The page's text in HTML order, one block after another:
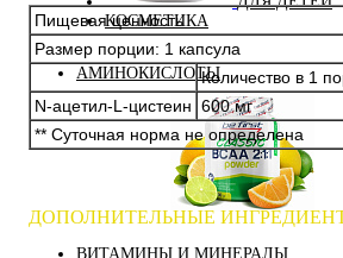
КОСМЕТИКА
АМИНОКИСЛОТЫ
Bcaa
ВИТАМИНЫ И МИНЕРАЛЫ
Пищевая ценность
Размер порции: 1 капсула
Количество в 1
N-ацетил-L-цистеин 600 мг
** Суточная норма не определена
ДОПОЛНИТЕЛЬНЫЕ